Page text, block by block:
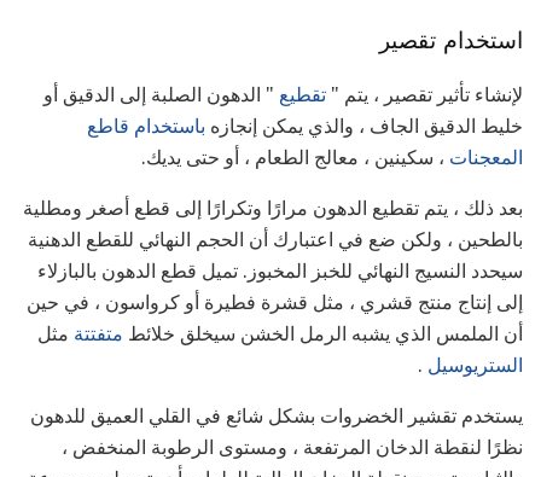
استخدام تقصير
لإنشاء تأثير تقصير ، يتم " تقطيع " الدهون الصلبة إلى الدقيق أو
خليط الدقيق الجاف ، والذي يمكن إنجازه باستخدام قاطع
المعجنات ، سكينين ، معالج الطعام ، أو حتى يديك.
بعد ذلك ، يتم تقطيع الدهون مرارًا وتكرارًا إلى قطع أصغر ومطلية
بالطحين ، ولكن ضع في اعتبارك أن الحجم النهائي للقطع الدهنية
سيحدد النسيج النهائي للخبز المخبوز. تميل قطع الدهون بالبازلاء
إلى إنتاج منتج قشري ، مثل قشرة فطيرة أو كرواسون ، في حين
أن الملمس الذي يشبه الرمل الخشن سيخلق خلائط متفتتة مثل
الستريوسيل .
يستخدم تقشير الخضروات بشكل شائع في القلي العميق للدهون
نظرًا لنقطة الدخان المرتفعة ، ومستوى الرطوبة المنخفض ،